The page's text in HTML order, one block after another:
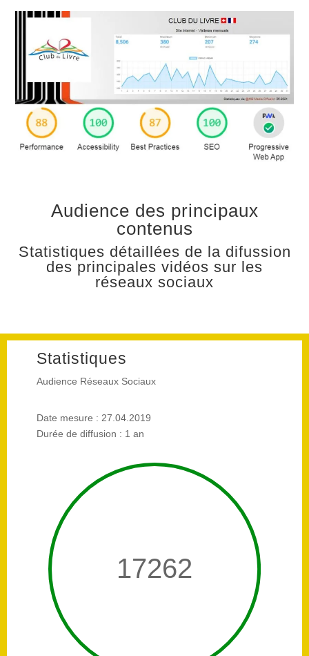
Audience des principaux
contenus
Statistiques détaillées de la difussion
des principales vidéos sur les
réseaux sociaux
Statistiques
Audience Réseaux Sociaux
Date mesure : 27.04.2019
Durée de diffusion : 1 an
17262